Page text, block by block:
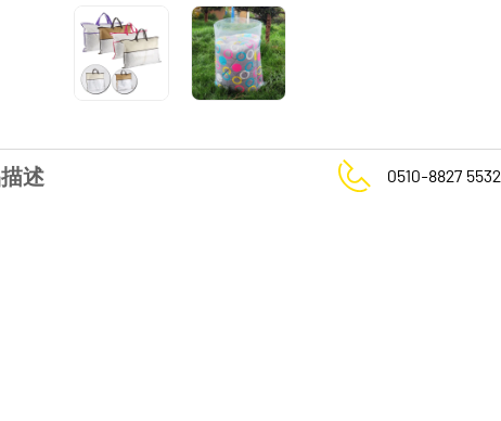
述 0510-8827 5532